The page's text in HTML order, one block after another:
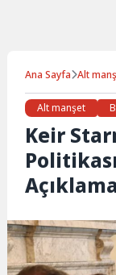
Ana Sayfa Alt
Alt manşet
Keir